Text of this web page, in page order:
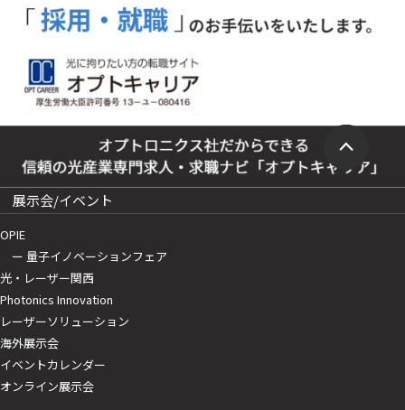
展示会/イベント
OPIE
ー 量子イノベーションフェア
光・レーザー関西
Photonics Innovation
レーザーソリューション
海外展示会
イベントカレンダー
オンライン展示会